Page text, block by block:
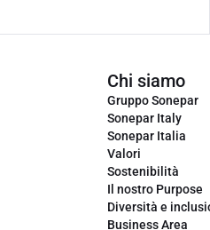
Chi siamo
Gruppo Sonepar
Sonepar Italy
Sonepar Italia
Valori
Sostenibilità
Il nostro Purpose
Diversità e
Business Area